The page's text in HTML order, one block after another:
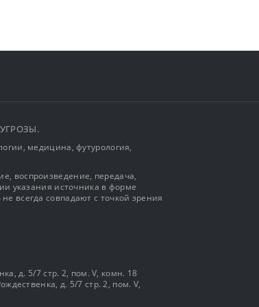
медицина, футурология,
воспроизведение, передача,
указания источника в форме
всегда совпадают с точкой зрения
д. 5/7 стр. 2, пом. V, комн. 18
д. 5/7 стр. 2, пом. V,